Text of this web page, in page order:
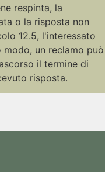
respinta, la
o la risposta non
12.5, l'interessato
un reclamo può
il termine di
risposta.